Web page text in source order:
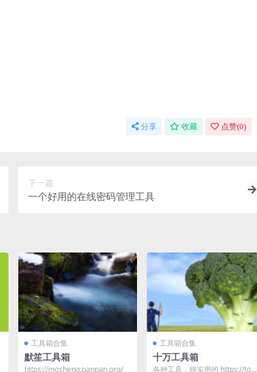
分享 收藏 点赞(0)
下一篇
一个好用的在线密码管理工具
工具箱合集
默笙工具箱
https://mosheng.panpan.org/
工具箱合集
十万工具箱
各种工具，很实用的 https://tool.